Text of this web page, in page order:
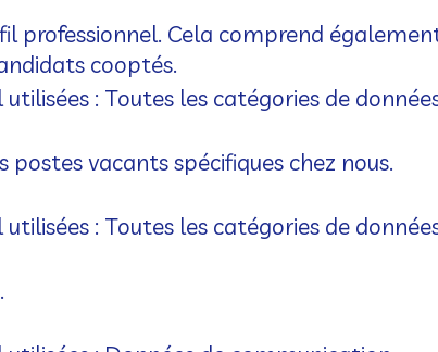
professionnel. Cela comprend
cooptés.
: Toutes les catégories de
vacants spécifiques chez nous.
: Toutes les catégories de